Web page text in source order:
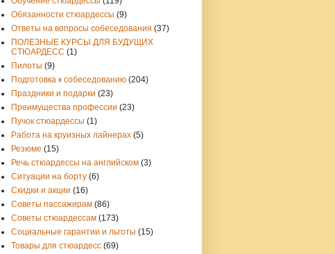
Обязанности стюардессы (9)
Ответы на вопросы собеседования (37)
ПОЛЕЗНЫЕ КУРСЫ ДЛЯ БУДУЩИХ
СТЮАРДЕСС (1)
Пилоты (9)
Подготовка к собеседованию (204)
Праздники и подарки (23)
Преимущества профессии (23)
Пучок стюардессы (1)
Работа на круизных лайнерах (5)
Резюме (15)
Речь стюардессы на английском (3)
Ситуации на борту (6)
Скидки и акции (16)
Советы пассажирам (86)
Советы стюардессам (173)
Социальные гарантии и льготы (15)
Товары для стюардесс (69)